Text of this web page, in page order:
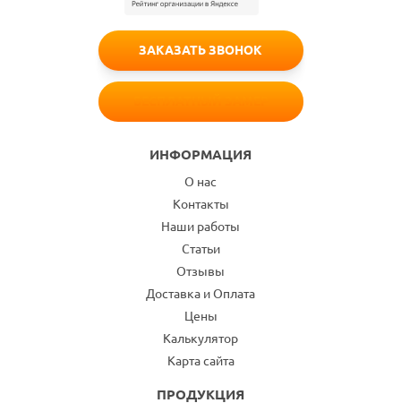
ИНФОРМАЦИЯ
О нас
Контакты
Наши работы
Статьи
Отзывы
Доставка и Оплата
Цены
Калькулятор
Карта сайта
ПРОДУКЦИЯ
ЗАКАЗАТЬ ЗВОНОК